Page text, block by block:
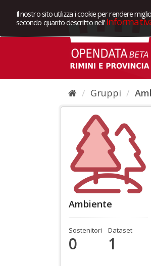
Il nostro sito utilizza i cookie per rendere
secondo quanto descritto nell'
Gruppi
Ambiente
Sostenitori
0
Dataset
1